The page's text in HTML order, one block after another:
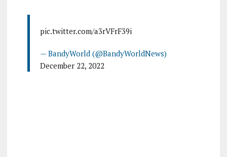
pic.twitter.com/a3rVFrF39i
— BandyWorld (@BandyWorldNews)
December 22, 2022